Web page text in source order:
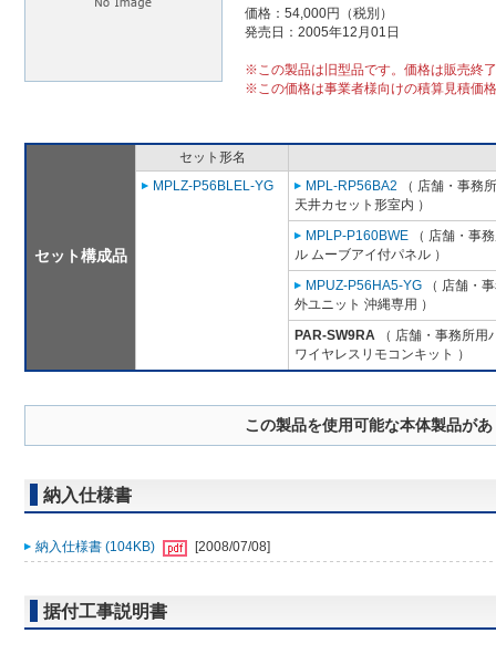
価格：54,000円（税別）
発売日：2005年12月01日
※この製品は旧型品です。価格は販売終
※この価格は事業者様向けの積算見積価
セット構成品
セット形名
MPLZ-P56BLEL-YG
MPL-RP56BA2 （ 店舗・事務
天井カセット形室内 ）
MPLP-P160BWE （ 店舗・事
ル ムーブアイ付パネル ）
MPUZ-P56HA5-YG （ 店舗・
外ユニット 沖縄専用 ）
PAR-SW9RA （ 店舗・事務所用
ワイヤレスリモコンキット ）
この製品を使用可能な本体製品が
納入仕様書
納入仕様書 (104KB) [2008/07/08]
据付工事説明書